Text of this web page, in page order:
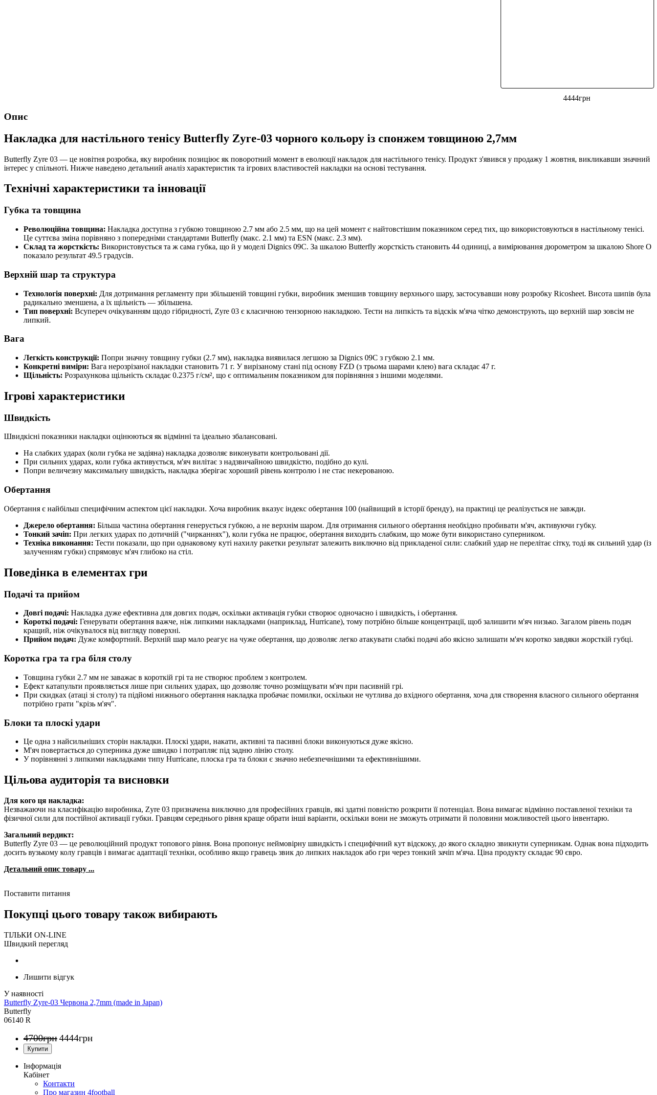
4444грн
Опис
Накладка для настільного тенісу Butterfly Zyre-03 чорного кольору із спонжем товщиною 2,7мм
Butterfly Zyre 03 — це новітня розробка, яку виробник позиціює як поворотний момент в еволюції накладок для настільного тенісу. Продукт з'явився у продажу 1 жовтня, викликавши значний
інтерес у спільноті. Нижче наведено детальний аналіз характеристик та ігрових властивостей накладки на основі тестування.
Технічні характеристики та інновації
Губка та товщина
Революційна товщина: Накладка доступна з губкою товщиною 2.7 мм або 2.5 мм, що на цей момент є найтовстішим показником серед тих, що використовуються в настільному тенісі.
Це суттєва зміна порівняно з попередніми стандартами Butterfly (макс. 2.1 мм) та ESN (макс. 2.3 мм).
Склад та жорсткість: Використовується та ж сама губка, що й у моделі Dignics 09C. За шкалою Butterfly жорсткість становить 44 одиниці, а вимірювання дюрометром за шкалою Shore O
показало результат 49.5 градусів.
Верхній шар та структура
Технологія поверхні: Для дотримання регламенту при збільшеній товщині губки, виробник зменшив товщину верхнього шару, застосувавши нову розробку Ricosheet. Висота шипів була
радикально зменшена, а їх щільність — збільшена.
Тип поверхні: Всупереч очікуванням щодо гібридності, Zyre 03 є класичною тензорною накладкою. Тести на липкість та відскік м'яча чітко демонструють, що верхній шар зовсім не
липкий.
Вага
Легкість конструкції: Попри значну товщину губки (2.7 мм), накладка виявилася легшою за Dignics 09C з губкою 2.1 мм.
Конкретні виміри: Вага нерозрізаної накладки становить 71 г. У вирізаному стані під основу FZD (з трьома шарами клею) вага складає 47 г.
Щільність: Розрахункова щільність складає 0.2375 г/см², що є оптимальним показником для порівняння з іншими моделями.
Ігрові характеристики
Швидкість
Швидкісні показники накладки оцінюються як відмінні та ідеально збалансовані.
На слабких ударах (коли губка не задіяна) накладка дозволяє виконувати контрольовані дії.
При сильних ударах, коли губка активується, м'яч вилітає з надзвичайною швидкістю, подібно до кулі.
Попри величезну максимальну швидкість, накладка зберігає хороший рівень контролю і не стає некерованою.
Обертання
Обертання є найбільш специфічним аспектом цієї накладки. Хоча виробник вказує індекс обертання 100 (найвищий в історії бренду), на практиці це реалізується не завжди.
Джерело обертання: Більша частина обертання генерується губкою, а не верхнім шаром. Для отримання сильного обертання необхідно пробивати м'яч, активуючи губку.
Тонкий зачіп: При легких ударах по дотичній ("чирканнях"), коли губка не працює, обертання виходить слабким, що може бути використано суперником.
Техніка виконання: Тести показали, що при однаковому куті нахилу ракетки результат залежить виключно від прикладеної сили: слабкий удар не перелітає сітку, тоді як сильний удар (із
залученням губки) спрямовує м'яч глибоко на стіл.
Поведінка в елементах гри
Подачі та прийом
Довгі подачі: Накладка дуже ефективна для довгих подач, оскільки активація губки створює одночасно і швидкість, і обертання.
Короткі подачі: Генерувати обертання важче, ніж липкими накладками (наприклад, Hurricane), тому потрібно більше концентрації, щоб залишити м'яч низько. Загалом рівень подач
кращий, ніж очікувалося від вигляду поверхні.
Прийом подач: Дуже комфортний. Верхній шар мало реагує на чуже обертання, що дозволяє легко атакувати слабкі подачі або якісно залишати м'яч коротко завдяки жорсткій губці.
Коротка гра та гра біля столу
Товщина губки 2.7 мм не заважає в короткій грі та не створює проблем з контролем.
Ефект катапульти проявляється лише при сильних ударах, що дозволяє точно розміщувати м'яч при пасивній грі.
При скидках (атаці зі столу) та підйомі нижнього обертання накладка пробачає помилки, оскільки не чутлива до вхідного обертання, хоча для створення власного сильного обертання
потрібно грати "крізь м'яч".
Блоки та плоскі удари
Це одна з найсильніших сторін накладки. Плоскі удари, накати, активні та пасивні блоки виконуються дуже якісно.
М'яч повертається до суперника дуже швидко і потрапляє під задню лінію столу.
У порівнянні з липкими накладками типу Hurricane, плоска гра та блоки є значно небезпечнішими та ефективнішими.
Цільова аудиторія та висновки
Для кого ця накладка:
Незважаючи на класифікацію виробника, Zyre 03 призначена виключно для професійних гравців, які здатні повністю розкрити її потенціал. Вона вимагає відмінно поставленої техніки та
фізичної сили для постійної активації губки. Гравцям середнього рівня краще обрати інші варіанти, оскільки вони не зможуть отримати й половини можливостей цього інвентарю.
Загальний вердикт:
Butterfly Zyre 03 — це революційний продукт топового рівня. Вона пропонує неймовірну швидкість і специфічний кут відскоку, до якого складно звикнути суперникам. Однак вона підходить
досить вузькому колу гравців і вимагає адаптації техніки, особливо якщо гравець звик до липких накладок або гри через тонкий зачіп м'яча. Ціна продукту складає 90 євро.
Детальний опис товару ...
Поставити питання
Покупці цього товару також вибирають
ТІЛЬКИ ON-LINE
Швидкий перегляд
Лишити відгук
Butterfly Zyre-03 Червона 2,7mm (made in Japan)
Butterfly
06140 R
4700грн4444грн
Інформація
Кабінет
Контакти
Про магазин 4football